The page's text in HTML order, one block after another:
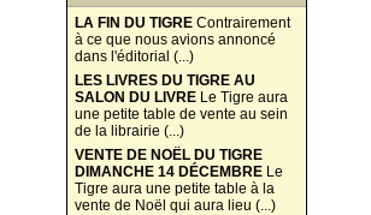
LA FIN DU TIGRE Contrairement
à ce que nous avions annoncé
dans l'éditorial (...)
LES LIVRES DU TIGRE AU
SALON DU LIVRE Le Tigre aura
une petite table de vente au sein
de la librairie (...)
VENTE DE NOËL DU TIGRE
DIMANCHE 14 DÉCEMBRE Le
Tigre aura une petite table à la
vente de Noël qui aura lieu (...)